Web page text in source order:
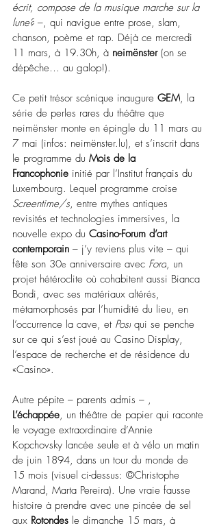
écrit, compose de la musique marche sur la
lune? –, qui navigue entre prose, slam,
chanson, poème et rap. Déjà ce mercredi
11 mars, à 19.30h, à neimënster (on se
dépêche… au galop!).
Ce petit trésor scénique inaugure GEM, la
série de perles rares du théâtre que
neimënster monte en épingle du 11 mars au
7 mai (infos: neimënster.lu), et s’inscrit dans
le programme du Mois de la
Francophonie initié par l’Institut français du
Luxembourg. Lequel programme croise
Screentime/s, entre mythes antiques
revisités et technologies immersives, la
nouvelle expo du Casino-Forum d’art
contemporain – j’y reviens plus vite – qui
fête son 30e anniversaire avec Fora, un
projet hétéroclite où cohabitent aussi Bianca
Bondi, avec ses matériaux altérés,
métamorphosés par l’humidité du lieu, en
l’occurrence la cave, et Post qui se penche
sur ce qui s’est joué au Casino Display,
l’espace de recherche et de résidence du
«Casino».
Autre pépite – parents admis – ,
L’échappée, un théâtre de papier qui raconte
le voyage extraordinaire d’Annie
Kopchovsky lancée seule et à vélo un matin
de juin 1894, dans un tour du monde de
15 mois (visuel ci-dessus: ©Christophe
Marand, Marta Pereira). Une vraie fausse
histoire à prendre avec une pincée de sel
aux Rotondes le dimanche 15 mars, à